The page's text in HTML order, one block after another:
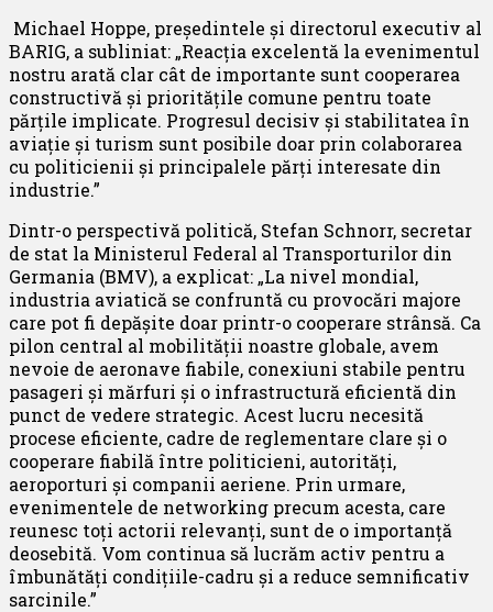
Michael Hoppe, președintele și directorul executiv al
BARIG, a subliniat: „Reacția excelentă la evenimentul
nostru arată clar cât de importante sunt cooperarea
constructivă și prioritățile comune pentru toate
părțile implicate. Progresul decisiv și stabilitatea în
aviație și turism sunt posibile doar prin colaborarea
cu politicienii și principalele părți interesate din
industrie.”
Dintr-o perspectivă politică, Stefan Schnorr, secretar
de stat la Ministerul Federal al Transporturilor din
Germania (BMV), a explicat: „La nivel mondial,
industria aviatică se confruntă cu provocări majore
care pot fi depășite doar printr-o cooperare strânsă. Ca
pilon central al mobilității noastre globale, avem
nevoie de aeronave fiabile, conexiuni stabile pentru
pasageri și mărfuri și o infrastructură eficientă din
punct de vedere strategic. Acest lucru necesită
procese eficiente, cadre de reglementare clare și o
cooperare fiabilă între politicieni, autorități,
aeroporturi și companii aeriene. Prin urmare,
evenimentele de networking precum acesta, care
reunesc toți actorii relevanți, sunt de o importanță
deosebită. Vom continua să lucrăm activ pentru a
îmbunătăți condițiile-cadru și a reduce semnificativ
sarcinile.”